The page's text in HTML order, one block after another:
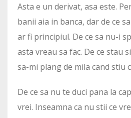
Asta e un derivat, asa este.
banii aia in banca, dar de ce
ar fi principiul. De ce sa nu-i
asta vreau sa fac. De ce stau
sa-mi plang de mila cand stiu
De ce sa nu te duci pana la
vrei. Inseamna ca nu stii ce